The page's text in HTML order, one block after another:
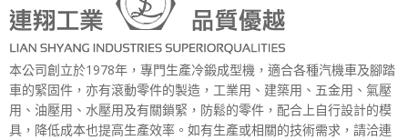
本公司創立於1978年，專門生產冷鍛成型機，適合各種汽機車及腳踏
車的緊固件，亦有滾動零件的製造，工業用、建築用、五金用、氣壓
用、油壓用、水壓用及有關鎖緊，防鬆的零件，配合上自行設計的模
具，降低成本也提高生產效率。如有生產或相關的技術需求，請洽連